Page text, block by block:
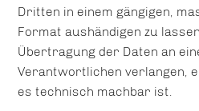
Dritten in einem gängigen,
Format aushändigen zu
Übertragung der Daten an
Verantwortlichen verlangen,
es technisch machbar ist.